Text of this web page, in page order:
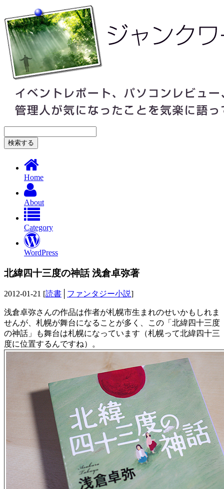
Home
About
Category
WordPress
北緯四十三度の神話 浅倉卓弥著
2012-01-21 [読書 ファンタジー小説]
浅倉卓弥さんの作品は作者が札幌市生まれのせいかもしれま
せんが、札幌が舞台になることが多く、この「北緯四十三度
の神話」も舞台は札幌になっています（札幌って北緯四十三
度に位置するんですね）。